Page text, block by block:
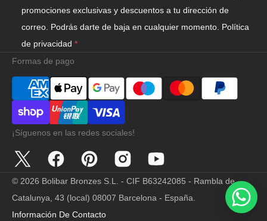
promociones exclusivas y descuentos a tu dirección de
correo. Podrás darte de baja en cualquier momento. Política
de privacidad
Formas de pago
¡Síguenos en las redes sociales!
Twitter FacebookPinterest InstagramYouTube
© 2026 Bolibar Bronzes S.L. - CIF B63242085 - Rambla de
Catalunya, 43 (local) 08007 Barcelona - España
Información De Contacto